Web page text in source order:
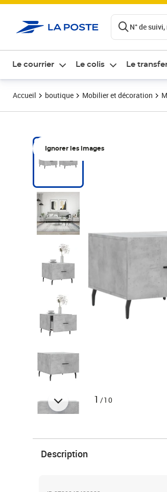
N° de
Le courrier Le colis Le
Accueil boutique Mobilier et décoration
Ignorer les images
1 /10
Description